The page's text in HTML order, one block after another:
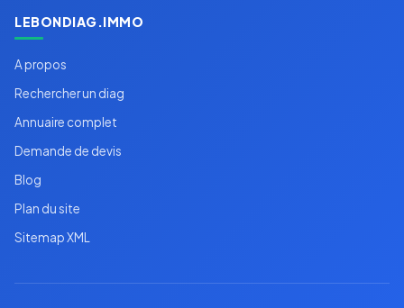
LEBONDIAG.IMMO
A propos
Rechercher un diag
Annuaire complet
Demande de devis
Blog
Plan du site
Sitemap XML